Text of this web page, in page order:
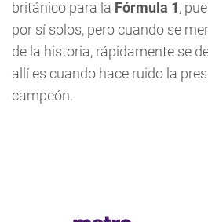
británico para la Fórmula 1,
por sí solos, pero cuando se
de la historia, rápidamente se
allí es cuando hace ruido la
campeón.